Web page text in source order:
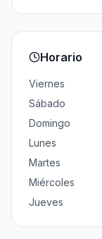
Horario
Viernes
Sábado
Domingo
Lunes
Martes
Miércoles
Jueves